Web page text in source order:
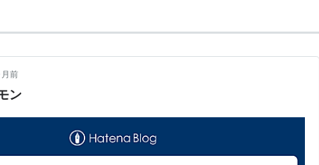
異性を惹きつけるセックスアピールとしての雰囲気、を指す
スシンボル
前
ン